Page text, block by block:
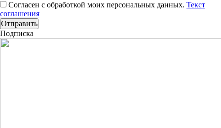
Согласен с обработкой моих персональных данных. Текст
соглашения
Подписка